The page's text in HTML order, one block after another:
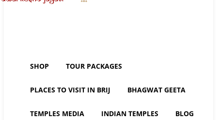
SHOP TOUR PACKAGES
PLACES TO VISIT IN BRIJ BHAGWAT GEETA
TEMPLES MEDIA INDIAN TEMPLES BLOG